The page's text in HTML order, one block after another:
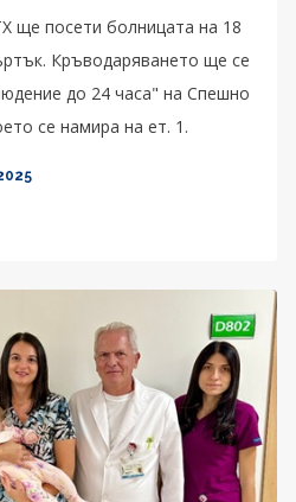
ще посети болницата на 18
Кръводаряването ще се
до 24 часа" на Спешно
се намира на ет. 1.